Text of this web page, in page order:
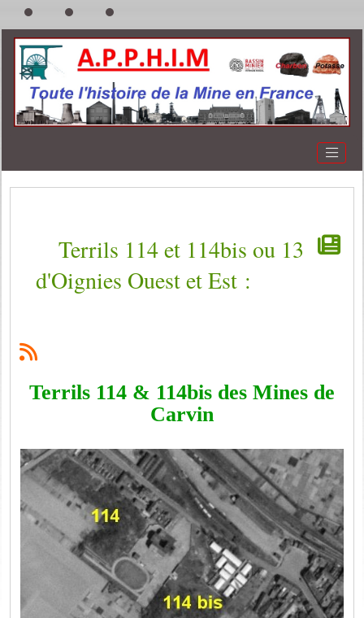
Terrils 114 et 114bis ou 13
d'Oignies Ouest et Est :
Terrils 114 & 114bis des Mines de
Carvin